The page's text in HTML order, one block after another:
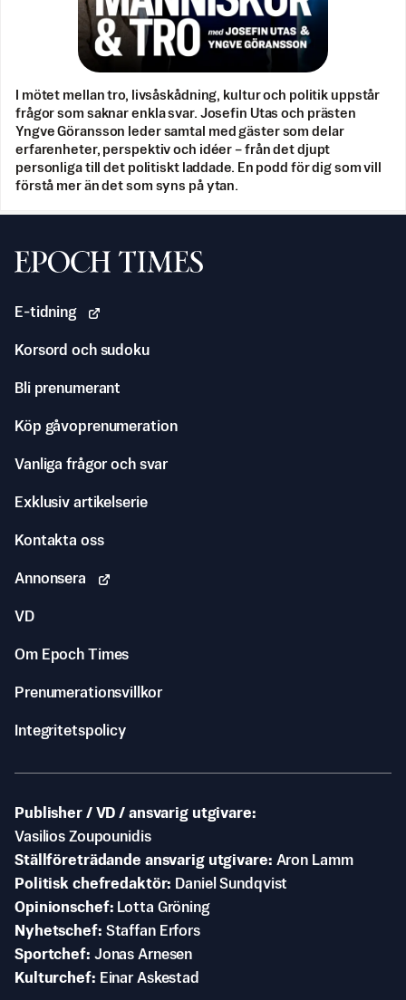
I mötet mellan tro, livsåskådning, kultur och politik uppstår
frågor som saknar enkla svar. Josefin Utas och prästen
Yngve Göransson leder samtal med gäster som delar
erfarenheter, perspektiv och idéer – från det djupt
personliga till det politiskt laddade. En podd för dig som vill
förstå mer än det som syns på ytan.
Svenska Epoch Times
E-tidning
Korsord och sudoku
Bli prenumerant
Köp gåvoprenumeration
Vanliga frågor och svar
Exklusiv artikelserie
Kontakta oss
Annonsera
VD
Om Epoch Times
Prenumerationsvillkor
Integritetspolicy
Publisher / VD / ansvarig utgivare
Vasilios Zoupounidis
Ställföreträdande ansvarig utgivare Aron Lamm
Politisk chefredaktör
Daniel Sundqvist
Opinionschef
Lotta Gröning
Nyhetschef Staffan Erfors
Sportchef Jonas Arnesen
Kulturchef
Einar Askestad